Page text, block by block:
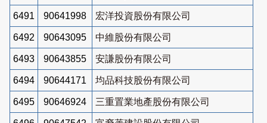
6491 90641998 宏洋投資股份有限公司
6492 90643095 中維股份有限公司
6493 90643855 安謙股份有限公司
6494 90644171 均品科技股份有限公司
6495 90646924 三重置業地產股份有限公司